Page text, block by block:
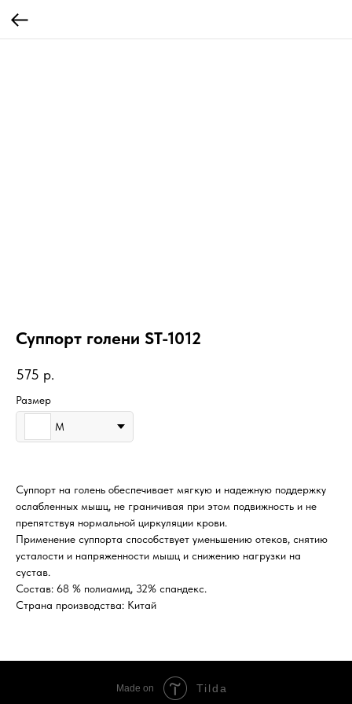
Суппорт голени ST-1012
575 р.
Размер
M
Суппорт на голень обеспечивает мягкую и надежную поддержку
ослабленных мышц, не граничивая при этом подвижность и не
препятствуя нормальной циркуляции крови.
Применение суппорта способствует уменьшению отеков, снятию
усталости и напряженности мышц и снижению нагрузки на
сустав.
Состав: 68 % полиамид, 32% спандекс.
Страна производства: Китай
Made on Tilda